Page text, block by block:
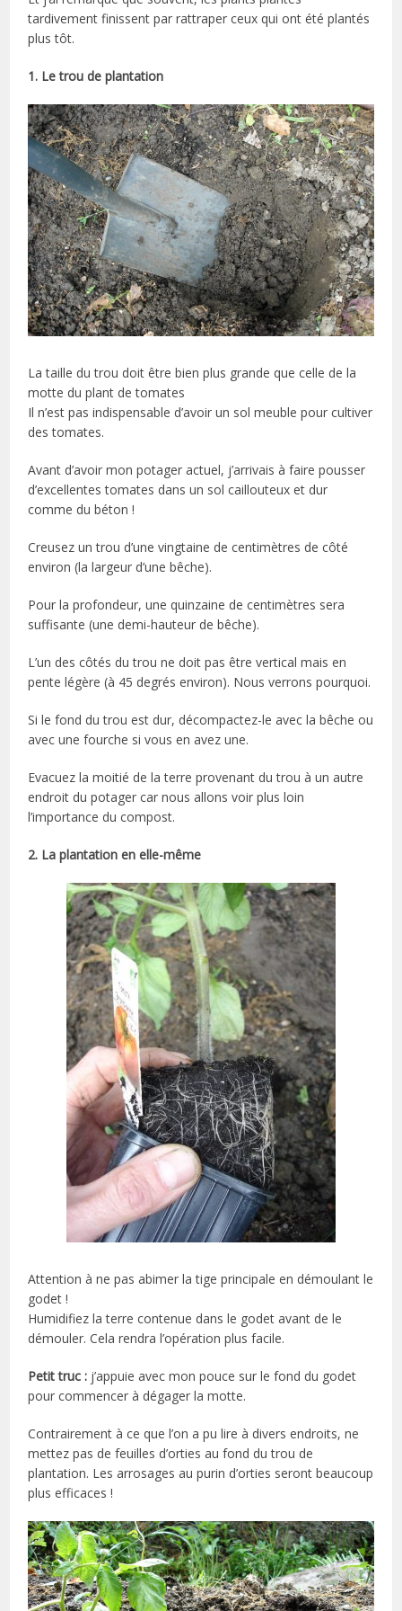
tardivement finissent par rattraper ceux qui ont été plantés
plus tôt.
1. Le trou de plantation
La taille du trou doit être bien plus grande que celle de la
motte du plant de tomates
Il n’est pas indispensable d’avoir un sol meuble pour cultiver
des tomates.
Avant d’avoir mon potager actuel, j’arrivais à faire pousser
d’excellentes tomates dans un sol caillouteux et dur
comme du béton !
Creusez un trou d’une vingtaine de centimètres de côté
environ (la largeur d’une bêche).
Pour la profondeur, une quinzaine de centimètres sera
suffisante (une demi-hauteur de bêche).
L’un des côtés du trou ne doit pas être vertical mais en
pente légère (à 45 degrés environ). Nous verrons pourquoi.
Si le fond du trou est dur, décompactez-le avec la bêche ou
avec une fourche si vous en avez une.
Evacuez la moitié de la terre provenant du trou à un autre
endroit du potager car nous allons voir plus loin
l’importance du compost.
2. La plantation en elle-même
Attention à ne pas abimer la tige principale en démoulant le
godet !
Humidifiez la terre contenue dans le godet avant de le
démouler. Cela rendra l’opération plus facile.
Petit truc : j’appuie avec mon pouce sur le fond du godet
pour commencer à dégager la motte.
Contrairement à ce que l’on a pu lire à divers endroits, ne
mettez pas de feuilles d’orties au fond du trou de
plantation. Les arrosages au purin d’orties seront beaucoup
plus efficaces !